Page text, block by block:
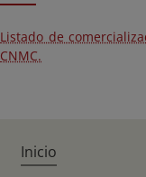
Listado de
CNMC.
Inicio